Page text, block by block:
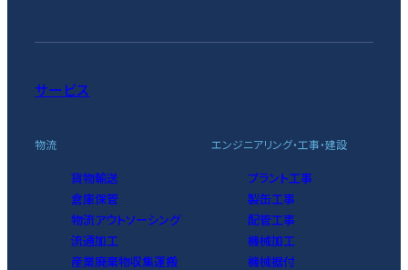
サービス
物流
貨物輸送
倉庫保管
物流アウトソーシング
流通加工
産業廃棄物収集運搬
エンジニアリング・工事・建設
プラント工事
製缶工事
配管工事
機械加工
機械据付